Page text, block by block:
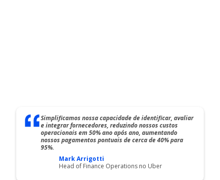
Simplificamos nossa capacidade de identificar, avaliar
e integrar fornecedores, reduzindo nossos custos
operacionais em 50% ano após ano, aumentando
nossos pagamentos pontuais de cerca de 40% para
95%.
Mark Arrigotti
Head of Finance Operations no Uber